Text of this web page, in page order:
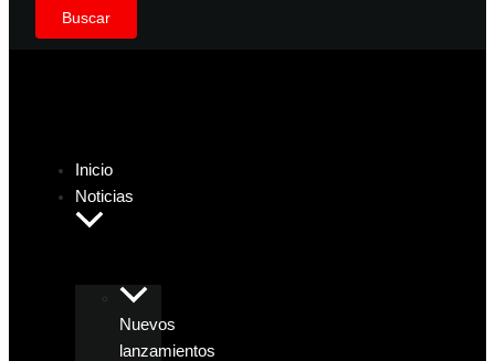
Buscar
Inicio
Noticias
Nuevos
lanzamientos